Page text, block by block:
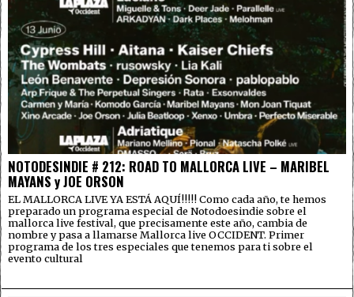
NOTODESINDIE # 212: ROAD TO MALLORCA LIVE – MARIBEL
MAYANS y JOE ORSON
EL MALLORCA LIVE YA ESTÁ AQUÍ!!!!! Como cada año, te hemos
preparado un programa especial de Notodoesindie sobre el
mallorca live festival, que precisamente este año, cambia de
nombre y pasa a llamarse Mallorca live OCCIDENT. Primer
programa de los tres especiales que tenemos para ti sobre el
evento cultural